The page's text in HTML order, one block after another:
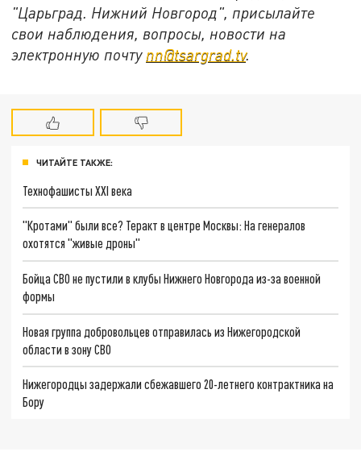
"Царьград. Нижний Новгород", присылайте
свои наблюдения, вопросы, новости на
электронную почту nn@tsargrad.tv.
ЧИТАЙТЕ ТАКЖЕ:
Технофашисты XXI века
"Кротами" были все? Теракт в центре Москвы: На генералов
охотятся "живые дроны"
Бойца СВО не пустили в клубы Нижнего Новгорода из-за военной
формы
Новая группа добровольцев отправилась из Нижегородской
области в зону СВО
Нижегородцы задержали сбежавшего 20-летнего контрактника на
Бору